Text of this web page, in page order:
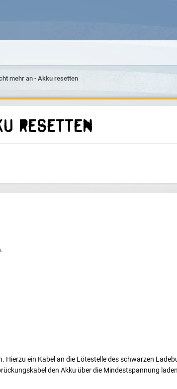
mehr an - Akku resetten
resetten
ein Kabel an die Lötestelle des schwarzen
den Akku über die Mindestspannung